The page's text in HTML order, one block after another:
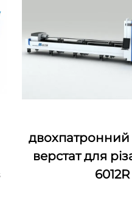
верстат для
6012R